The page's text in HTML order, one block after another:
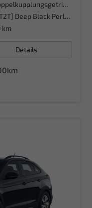
Doppelkupplungsgetriebe (DSG)
[2T2T] Deep Black Perleffekt
km
Details